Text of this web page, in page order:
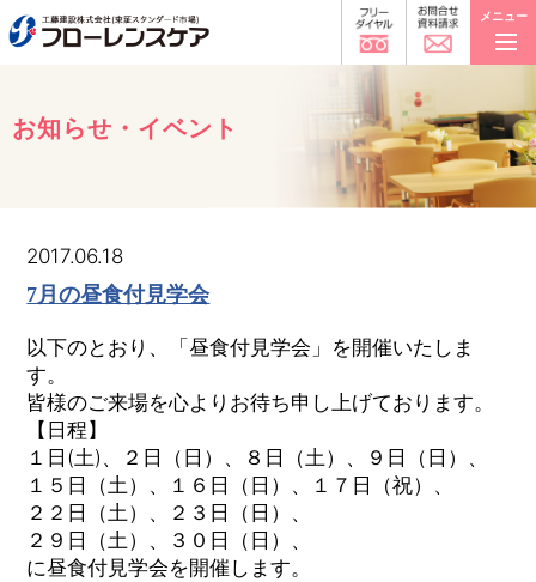
メニュー
お知らせ・イベント
2017.06.18
7月の昼食付見学会
以下のとおり、「昼食付見学会」を開催いたしま
す。
皆様のご来場を心よりお待ち申し上げております。
【日程】
１日(土)、２日（日）、８日（土）、９日（日）、
１５日（土）、１６日（日）、１７日（祝）、
２２日（土）、２３日（日）、
２９日（土）、３０日（日）、
に昼食付見学会を開催します。